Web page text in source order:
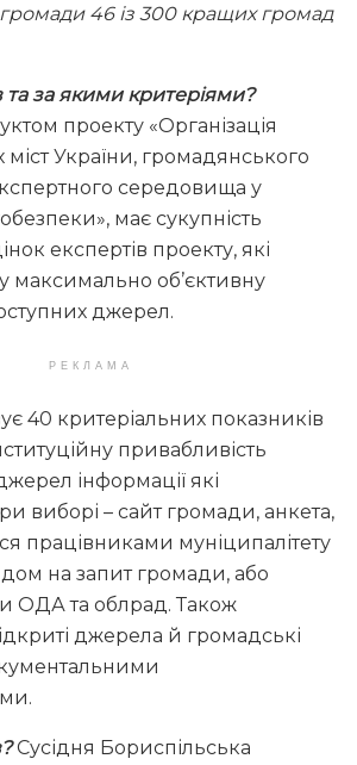
46 із 300 кращих громад
та за якими критеріями?
проекту «Організація
міст України, громадянського
середовища у
має сукупність
експертів проекту, які
максимально об’єктивну
джерел.
РЕКЛАМА
40 критеріальних показників
привабливість
інформації які
виборі – сайт громади, анкета,
працівниками муніципалітету
на запит громади, або
ОДА та облрад. Також
джерела й громадські
Сусідня Бориспільська